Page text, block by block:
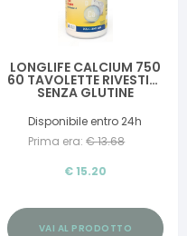
LONGLIFE CALCIUM 750
60 TAVOLETTE RIVESTITE
SENZA GLUTINE
Disponibile entro 24h
Prima era: €13.68
€ 15.20
VAI AL PRODOTTO